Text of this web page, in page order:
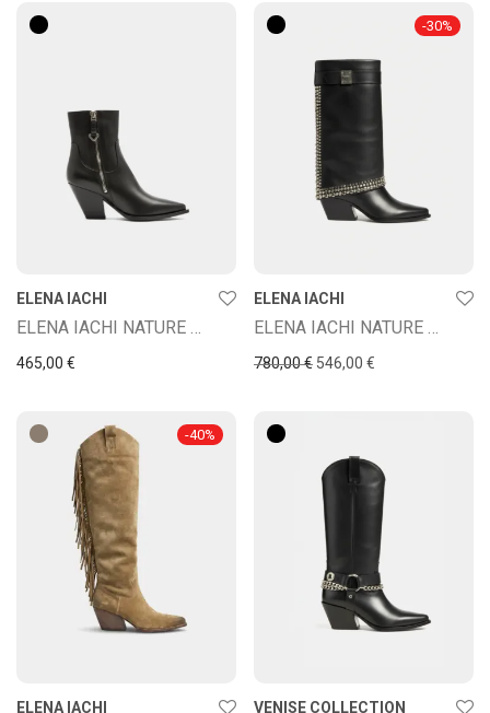
ELENA IACHI
ELENA IACHI NATURE NERO
465,00 €
-30%
ELENA IACHI
ELENA IACHI NATURE NERO
780,00€ Ursprünglicher Preis
546,00 €
-40%
ELENA IACHI VENISE COLLECTION